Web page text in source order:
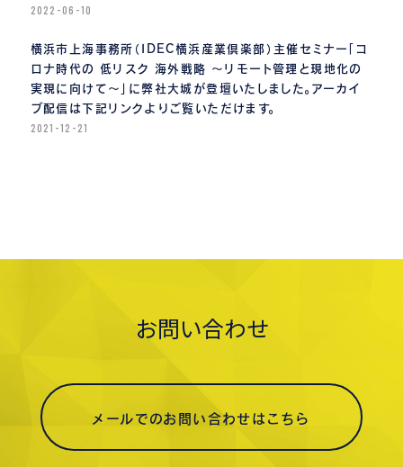
2022-06-10
横浜市上海事務所（IDEC横浜産業倶楽部）主催セミナー「コ
ロナ時代の 低リスク 海外戦略 〜リモート管理と現地化の
実現に向けて〜」に弊社大城が登壇いたしました。アーカイ
ブ配信は下記リンクよりご覧いただけます。
2021-12-21
お問い合わせ
メールでのお問い合わせはこちら